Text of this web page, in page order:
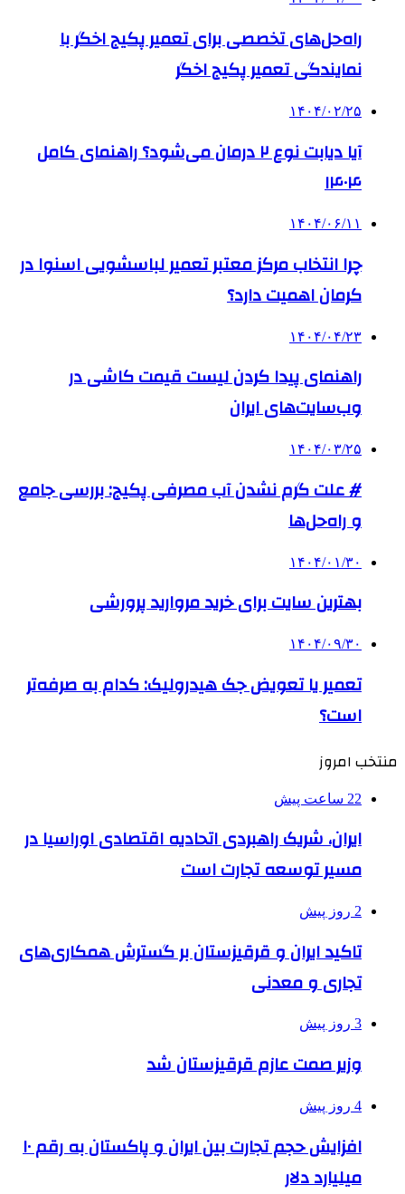
راه‌حل‌های تخصصی برای تعمیر پکیج اخگر با
نمایندگی تعمیر پکیج اخگر
۱۴۰۴/۰۲/۲۵
آیا دیابت نوع ۲ درمان می‌شود؟ راهنمای کامل
۱۴۰۴
۱۴۰۴/۰۶/۱۱
چرا انتخاب مرکز معتبر تعمیر لباسشویی اسنوا در
کرمان اهمیت دارد؟
۱۴۰۴/۰۴/۲۳
راهنمای پیدا کردن لیست قیمت کاشی در
وب‌سایت‌های ایران
۱۴۰۴/۰۳/۲۵
# علت گرم نشدن آب مصرفی پکیج: بررسی جامع
و راه‌حل‌ها
۱۴۰۴/۰۱/۳۰
بهترین سایت برای خرید مروارید پرورشی
۱۴۰۴/۰۹/۳۰
تعمیر یا تعویض جک هیدرولیک: کدام به صرفه‌تر
است؟
منتخب امروز
22 ساعت پیش
ایران، شریک راهبردی اتحادیه اقتصادی اوراسیا در
مسیر توسعه تجارت است
2 روز پیش
تاکید ایران و قرقیزستان بر گسترش همکاری‌های
تجاری و معدنی
3 روز پیش
وزیر صمت عازم قرقیزستان شد
4 روز پیش
افزایش حجم تجارت بین ایران و پاکستان به رقم ۱۰
میلیارد دلار